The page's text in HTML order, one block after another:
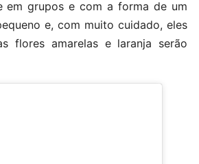
em grupos e com a forma de um
e, com muito cuidado, eles
flores amarelas e laranja serão